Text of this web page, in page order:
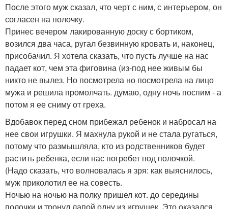
После этого муж сказал, что черт с ним, с интерьером, он
согласен на полочку.
Принес вечером лакированную доску с бортиком,
возился два часа, ругал безвинную кровать и, наконец,
присобачил. Я хотела сказать, что пусть лучше на нас
падает кот, чем эта фиговина (из-под нее живым бы
никто не вылез. Но посмотрела но посмотрела на лицо
мужа и решила промолчать. думаю, одну ночь поспим - а
потом я ее сниму от греха.
Вдобавок перед сном прибежал ребенок и набросал на
нее свои игрушки. Я махнула рукой и не стала ругаться,
потому что размышляла, кто из родственников будет
растить ребенка, если нас погребет под полочкой.
(Надо сказать, что волновалась я зря: как выяснилось,
муж приколотил ее на совесть.
Ночью на ночью на полку пришел кот. до середины
полочки и тронул лапой одну из игрушек. Это оказался